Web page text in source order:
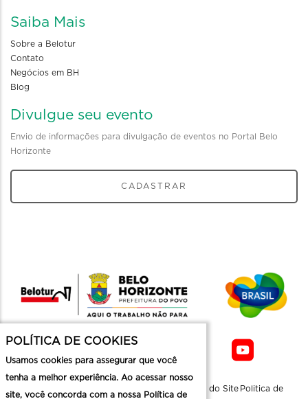
Saiba Mais
Sobre a Belotur
Contato
Negócios em BH
Blog
Divulgue seu evento
Envio de informações para divulgação de eventos no Portal Belo
Horizonte
CADASTRAR
Mapa do Site Politica de
POLÍTICA DE COOKIES
Usamos cookies para assegurar que você
tenha a melhor experiência. Ao acessar nosso
site, você concorda com a nossa Política de